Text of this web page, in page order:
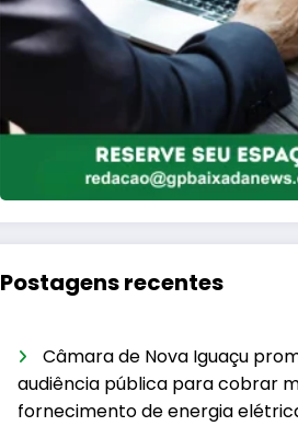
Postagens recentes
Câmara de Nova Iguaçu
audiência pública para cobrar
fornecimento de energia